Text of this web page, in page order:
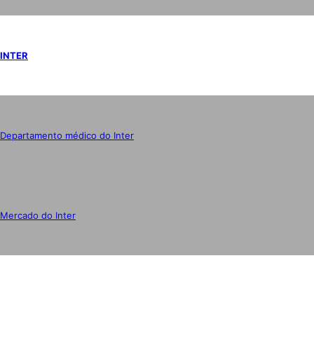
INTER
Departamento médico do Inter
Mercado do Inter